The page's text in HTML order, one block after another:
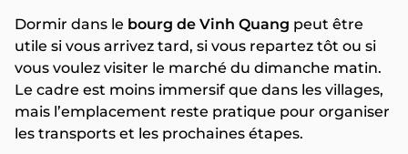
Dormir dans le bourg de Vinh Quang peut être
utile si vous arrivez tard, si vous repartez tôt ou si
vous voulez visiter le marché du dimanche matin.
Le cadre est moins immersif que dans les villages,
mais l’emplacement reste pratique pour organiser
les transports et les prochaines étapes.